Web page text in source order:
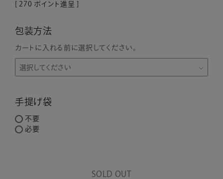
270 ポイント進呈 ]
包装方法
カートに入れる前に選択してください。
手提げ袋
不要
必要
SOLD OUT